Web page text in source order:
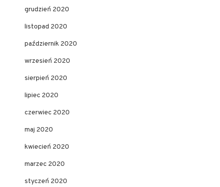
grudzień 2020
listopad 2020
październik 2020
wrzesień 2020
sierpień 2020
lipiec 2020
czerwiec 2020
maj 2020
kwiecień 2020
marzec 2020
styczeń 2020